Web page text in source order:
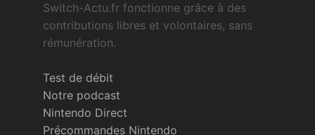
Switch-Actu.fr fonctionne grâce à des
contributions libres et volontaires, sans
rémunération.
Test de débit
Notre podcast
Nintendo Direct
Précommandes Nintendo